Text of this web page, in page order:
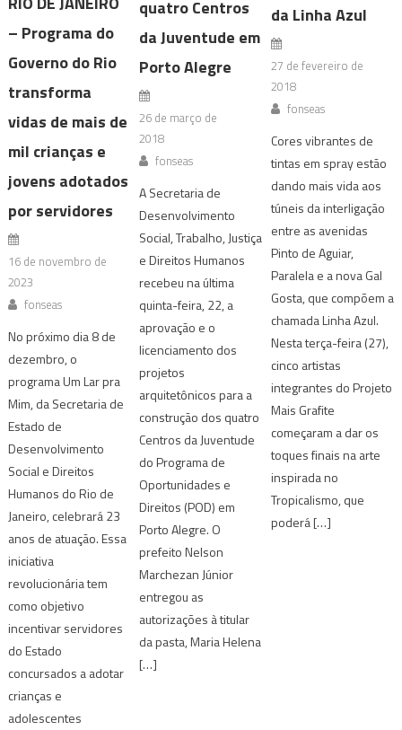
– Programa do
Governo do Rio
transforma
vidas de mais de
mil crianças e
jovens adotados
por servidores
16 de novembro de
2023
fonseas
No próximo dia 8 de
dezembro, o
programa Um Lar pra
Mim, da Secretaria de
Estado de
Desenvolvimento
Social e Direitos
Humanos do Rio de
Janeiro, celebrará 23
anos de atuação. Essa
iniciativa
revolucionária tem
como objetivo
incentivar servidores
do Estado
concursados a adotar
crianças e
adolescentes
quatro Centros
da Juventude em
Porto Alegre
26 de março de
2018
fonseas
A Secretaria de
Desenvolvimento
Social, Trabalho, Justiça
e Direitos Humanos
recebeu na última
quinta-feira, 22, a
aprovação e o
licenciamento dos
projetos
arquitetônicos para a
construção dos quatro
Centros da Juventude
do Programa de
Oportunidades e
Direitos (POD) em
Porto Alegre. O
prefeito Nelson
Marchezan Júnior
entregou as
autorizações à titular
da pasta, Maria Helena
[…]
da Linha Azul
27 de fevereiro de
2018
fonseas
Cores vibrantes de
tintas em spray estão
dando mais vida aos
túneis da interligação
entre as avenidas
Pinto de Aguiar,
Paralela e a nova Gal
Gosta, que compõem a
chamada Linha Azul.
Nesta terça-feira (27),
cinco artistas
integrantes do Projeto
Mais Grafite
começaram a dar os
toques finais na arte
inspirada no
Tropicalismo, que
poderá […]